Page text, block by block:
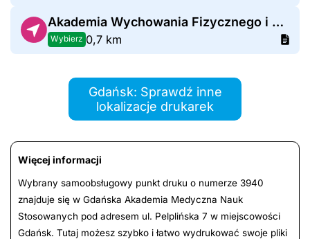
Akademia Wychowania Fizycznego i Sportu
Wybierz 0,7 km
Gdańsk: Sprawdź inne
lokalizacje drukarek
Więcej informacji
Wybrany samoobsługowy punkt druku o numerze 3940
znajduje się w Gdańska Akademia Medyczna Nauk
Stosowanych pod adresem ul. Pelplińska 7 w miejscowości
Gdańsk. Tutaj możesz szybko i łatwo wydrukować swoje pliki